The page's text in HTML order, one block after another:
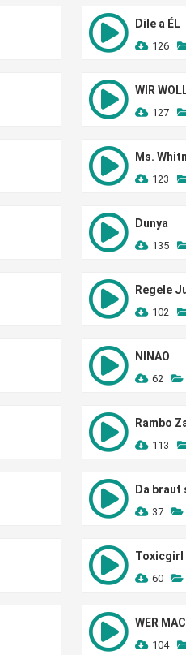
Dile a ÉL
126
WIR
127
Ms.
123
Dunya
135
Regele
102
NINAO
62
Rambo
113
Da braut
37
Toxicgirl II
60
WER
104